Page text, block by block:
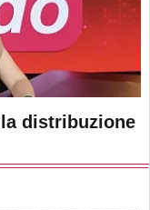
distribuzione